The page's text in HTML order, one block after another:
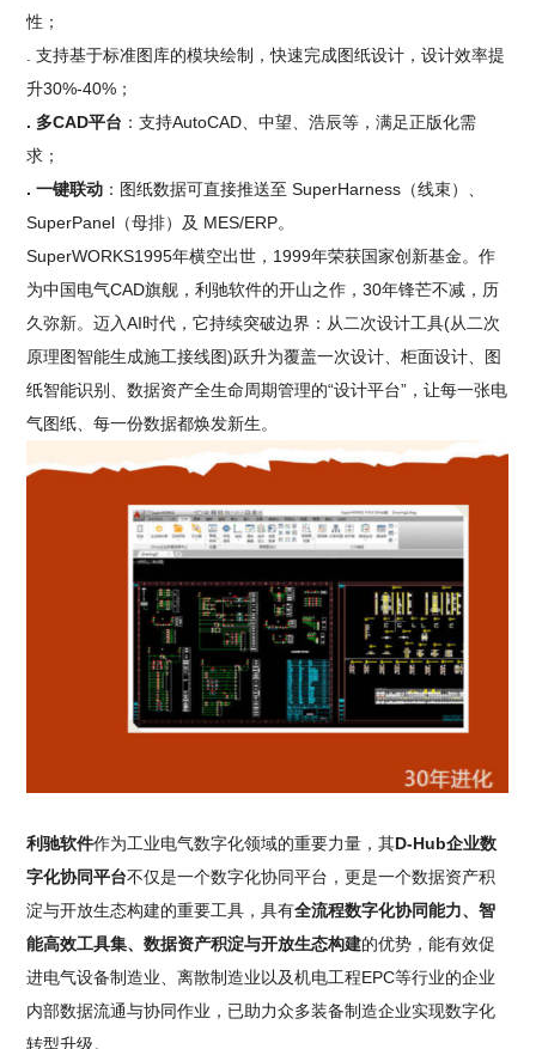
性；
. 支持基于标准图库的模块绘制，快速完成图纸设计，设计效率提
升30%-40%；
. 多CAD平台 ：支持AutoCAD、中望、浩辰等，满足正版化需
求；
. 一键联动 ：图纸数据可直接推送至 SuperHarness（线束）、
SuperPanel（母排）及 MES/ERP。
SuperWORKS1995年横空出世，1999年荣获国家创新基金。作
为中国电气CAD旗舰，利驰软件的开山之作，30年锋芒不减，历
久弥新。迈入AI时代，它持续突破边界：从二次设计工具(从二次
原理图智能生成施工接线图)跃升为覆盖一次设计、柜面设计、图
纸智能识别、数据资产全生命周期管理的“设计平台”，让每一张电
气图纸、每一份数据都焕发新生。
利驰软件作为工业电气数字化领域的重要力量，其D-Hub企业数
字化协同平台不仅是一个数字化协同平台，更是一个数据资产积
淀与开放生态构建的重要工具，具有全流程数字化协同能力、智
能高效工具集、数据资产积淀与开放生态构建的优势，能有效促
进电气设备制造业、离散制造业以及机电工程EPC等行业的企业
内部数据流通与协同作业，已助力众多装备制造企业实现数字化
转型升级。